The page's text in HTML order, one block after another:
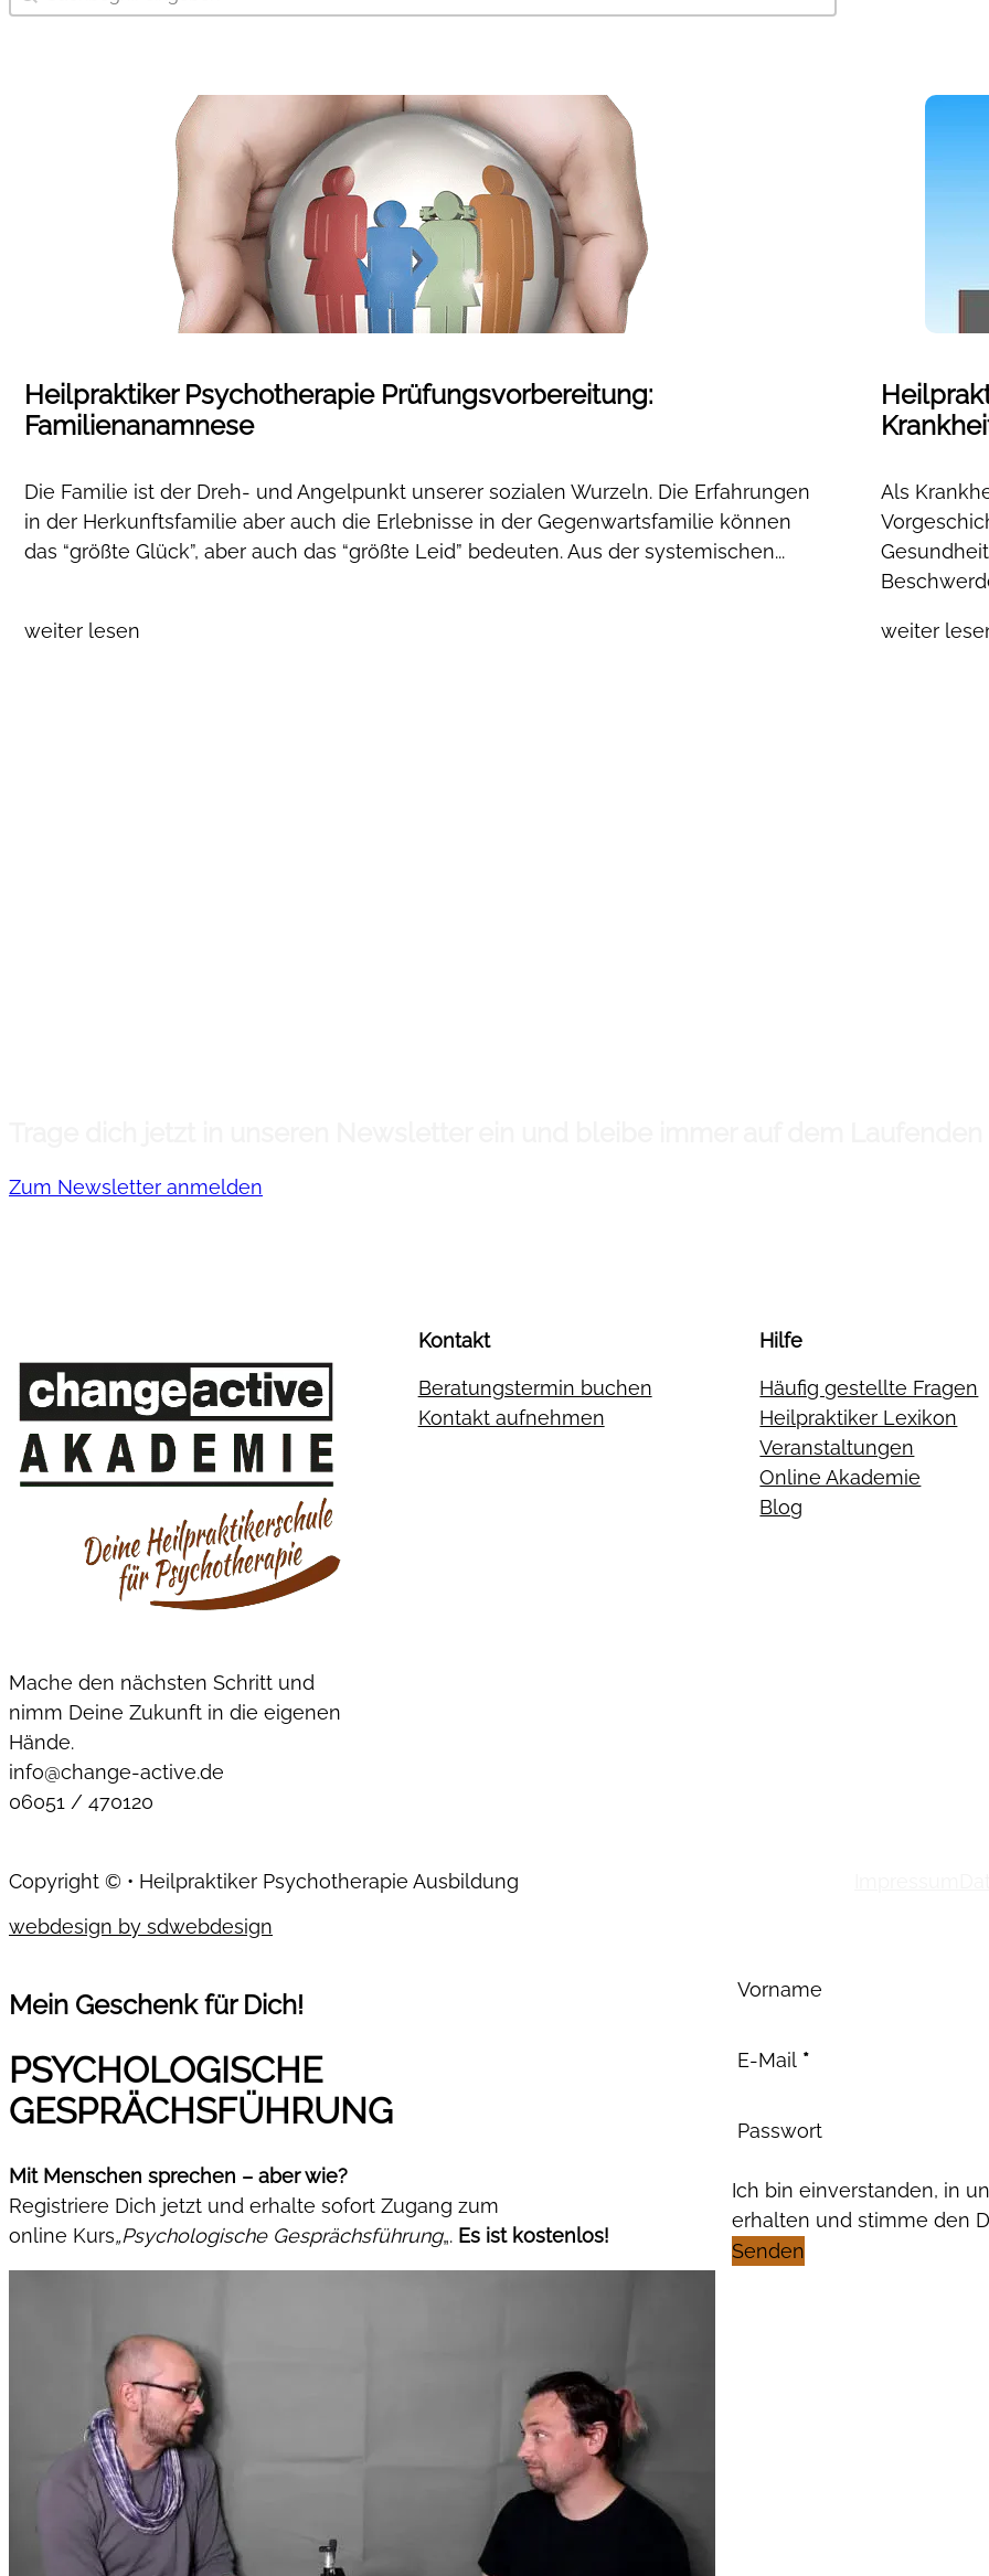
Heilpraktiker Psychotherapie Prüfungsvorbereitung:
Familienanamnese
Die Familie ist der Dreh- und Angelpunkt unserer sozialen Wurzeln. Die Erfahrungen
in der Herkunftsfamilie aber auch die Erlebnisse in der Gegenwartsfamilie können
das “größte Glück”, aber auch das “größte Leid” bedeuten. Aus der systemischen...
weiter lesen
Als
weiter
Zum Newsletter anmelden
Mache den nächsten Schritt und
nimm Deine Zukunft in die eigenen
Hände.
info@change-active.de
06051 / 470120
Kontakt
Beratungstermin buchen
Kontakt aufnehmen
Hilfe
Häufig gestellte Fragen
Heilpraktiker Lexikon
Veranstaltungen
Online Akademie
Blog
Copyright © • Heilpraktiker Psychotherapie Ausbildung
webdesign by sdwebdesign
Mein Geschenk für Dich!
PSYCHOLOGISCHE
GESPRÄCHSFÜHRUNG
Mit Menschen sprechen – aber wie?
Registriere Dich jetzt und erhalte sofort Zugang zum
online Kurs„Psychologische Gesprächsführung„. Es ist kostenlos!
Vorname
E-Mail *
Passwort
Ich bin einverstanden, in
erhalten und stimme den
Senden